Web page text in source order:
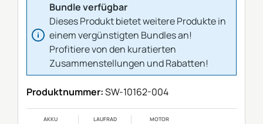
Bundle verfügbar
Dieses Produkt bietet weitere Produkte in
einem vergünstigten Bundles an!
Profitiere von den kuratierten
Zusammenstellungen und Rabatten!
Produktnummer:SW-10162-004
AKKU LAUFRAD MOTOR